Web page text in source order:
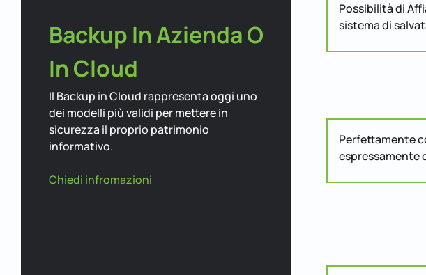
Backup In Azienda O
In Cloud
Il Backup in Cloud rappresenta oggi uno
dei modelli più validi per mettere in
sicurezza il proprio patrimonio
informativo.
Chiedi infromazioni
Possibilità di
sistema di
Perfettamente
espressamente